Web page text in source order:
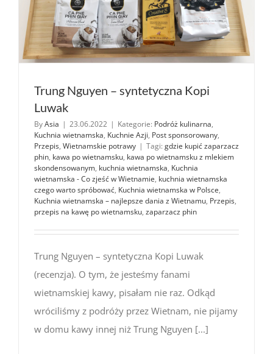
Trung Nguyen – syntetyczna Kopi
Luwak
ByAsia | 23.06.2022 | Kategorie: Podróż kulinarna,
Kuchnia wietnamska, Kuchnie Azji, Post sponsorowany,
Przepis, Wietnamskie potrawy | Tagi: gdzie kupić zaparzacz
phin, kawa po wietnamsku, kawa po wietnamsku z mlekiem
skondensowanym, kuchnia wietnamska, Kuchnia
wietnamska - Co zjeść w Wietnamie, kuchnia wietnamska
czego warto spróbować, Kuchnia wietnamska w Polsce,
Kuchnia wietnamska – najlepsze dania z Wietnamu, Przepis,
przepis na kawę po wietnamsku, zaparzacz phin
Trung Nguyen – syntetyczna Kopi Luwak
(recenzja). O tym, że jesteśmy fanami
wietnamskiej kawy, pisałam nie raz. Odkąd
wróciliśmy z podróży przez Wietnam, nie pijamy
w domu kawy innej niż Trung Nguyen [...]